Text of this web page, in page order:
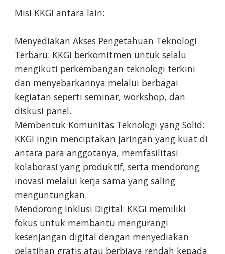
Misi KKGI antara lain:
Menyediakan Akses Pengetahuan Teknologi
Terbaru: KKGI berkomitmen untuk selalu
mengikuti perkembangan teknologi terkini
dan menyebarkannya melalui berbagai
kegiatan seperti seminar, workshop, dan
diskusi panel.
Membentuk Komunitas Teknologi yang Solid:
KKGI ingin menciptakan jaringan yang kuat di
antara para anggotanya, memfasilitasi
kolaborasi yang produktif, serta mendorong
inovasi melalui kerja sama yang saling
menguntungkan.
Mendorong Inklusi Digital: KKGI memiliki
fokus untuk membantu mengurangi
kesenjangan digital dengan menyediakan
pelatihan gratis atau berbiaya rendah kepada